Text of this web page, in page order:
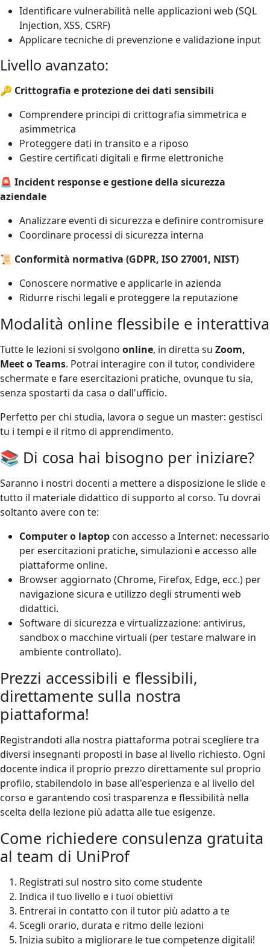
Identificare vulnerabilità nelle applicazioni web (SQL
Injection, XSS, CSRF)
Applicare tecniche di prevenzione e validazione input
Livello avanzato:
🔑 Crittografia e protezione dei dati sensibili
Comprendere principi di crittografia simmetrica e
asimmetrica
Proteggere dati in transito e a riposo
Gestire certificati digitali e firme elettroniche
🚨 Incident response e gestione della sicurezza
aziendale
Analizzare eventi di sicurezza e definire contromisure
Coordinare processi di sicurezza interna
📜 Conformità normativa (GDPR, ISO 27001, NIST)
Conoscere normative e applicarle in azienda
Ridurre rischi legali e proteggere la reputazione
Modalità online flessibile e interattiva
Tutte le lezioni si svolgono online, in diretta su Zoom,
Meet o Teams. Potrai interagire con il tutor, condividere
schermate e fare esercitazioni pratiche, ovunque tu sia,
senza spostarti da casa o dall'ufficio.
Perfetto per chi studia, lavora o segue un master: gestisci
tu i tempi e il ritmo di apprendimento.
📚 Di cosa hai bisogno per iniziare?
Saranno i nostri docenti a mettere a disposizione le slide e
tutto il materiale didattico di supporto al corso. Tu dovrai
soltanto avere con te:
Computer o laptop con accesso a Internet: necessario
per esercitazioni pratiche, simulazioni e accesso alle
piattaforme online.
Browser aggiornato (Chrome, Firefox, Edge, ecc.) per
navigazione sicura e utilizzo degli strumenti web
didattici.
Software di sicurezza e virtualizzazione: antivirus,
sandbox o macchine virtuali (per testare malware in
ambiente controllato).
Prezzi accessibili e flessibili,
direttamente sulla nostra
piattaforma!
Registrandoti alla nostra piattaforma potrai scegliere tra
diversi insegnanti proposti in base al livello richiesto. Ogni
docente indica il proprio prezzo direttamente sul proprio
profilo, stabilendolo in base all'esperienza e al livello del
corso e garantendo così trasparenza e flessibilità nella
scelta della lezione più adatta alle tue esigenze.
Come richiedere consulenza gratuita
al team di UniProf
Registrati sul nostro sito come studente
Indica il tuo livello e i tuoi obiettivi
Entrerai in contatto con il tutor più adatto a te
Scegli orario, durata e ritmo delle lezioni
Inizia subito a migliorare le tue competenze digitali!